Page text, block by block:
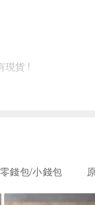
現貨 !
錢包/小錢包